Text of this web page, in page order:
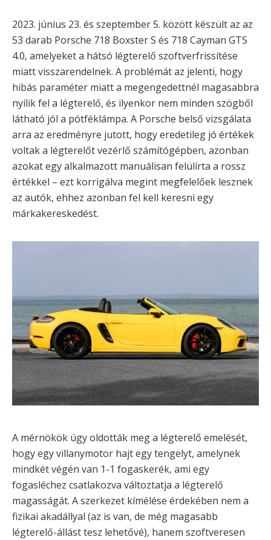
2023. június 23. és szeptember 5. között készült az az
53 darab Porsche 718 Boxster S és 718 Cayman GTS
4.0, amelyeket a hátsó légterelő szoftverfrissítése
miatt visszarendelnek. A problémát az jelenti, hogy
hibás paraméter miatt a megengedettnél magasabbra
nyílik fel a légterelő, és ilyenkor nem minden szögből
látható jól a pótféklámpa. A Porsche belső vizsgálata
arra az eredményre jutott, hogy eredetileg jó értékek
voltak a légterelőt vezérlő számítógépben, azonban
azokat egy alkalmazott manuálisan felülírta a rossz
értékkel – ezt korrigálva megint megfelelőek lesznek
az autók, ehhez azonban fel kell keresni egy
márkakereskedést.
A mérnökök úgy oldották meg a légterelő emelését,
hogy egy villanymotor hajt egy tengelyt, amelynek
mindkét végén van 1-1 fogaskerék, ami egy
fogasléchez csatlakozva változtatja a légterelő
magasságát. A szerkezet kímélése érdekében nem a
fizikai akadállyal (az is van, de még magasabb
légterelő-állást tesz lehetővé), hanem szoftveresen